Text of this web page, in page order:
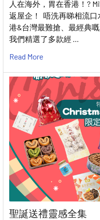
人在海外，胃在香港！?
返屋企！ 唔洗再睇相流口
港&台灣最難搶、最經典
我們精選了多款經 …
Read More
聖誕送禮靈感全集